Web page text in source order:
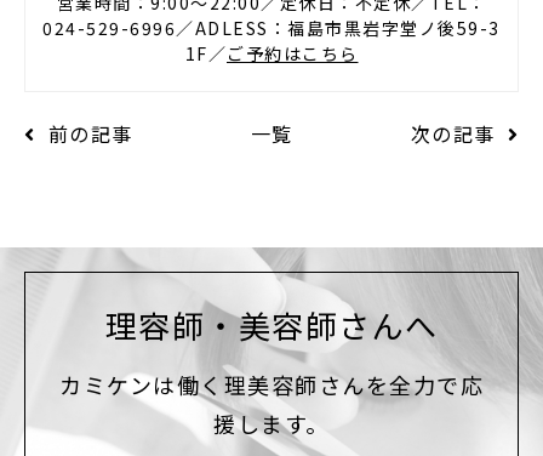
024-529-6996／ADLESS：福島市黒岩字堂ノ後59-3
1F／ご予約はこちら
前の記事 一覧 次の記事
理容師・美容師さんへ
カミケンは働く理美容師さんを全力で応
援します。